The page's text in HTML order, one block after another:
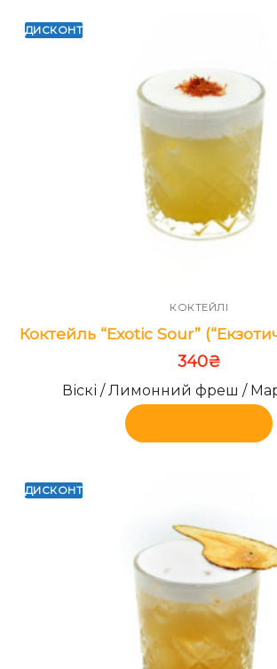
ДИСКОНТ
КОКТЕЙЛІ
Коктейль “Exotic Sour”
340₴
Віскі / Лимонний фреш /
ДИСКОНТ